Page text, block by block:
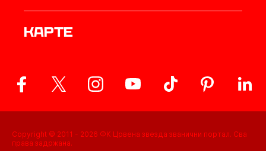
Карте
Copyright © 2011 - 2026 ФК Црвена звезда званични портал. Сва
права задржана.